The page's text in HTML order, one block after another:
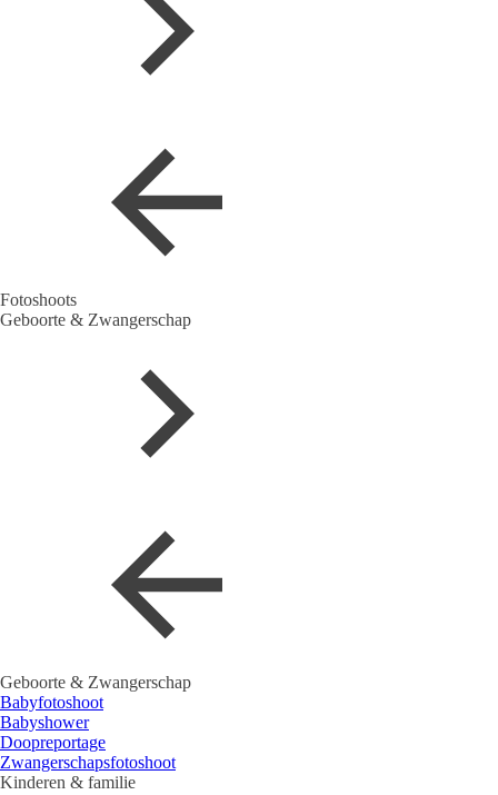
Fotoshoots
Geboorte & Zwangerschap
Geboorte & Zwangerschap
Babyfotoshoot
Babyshower
Doopreportage
Zwangerschapsfotoshoot
Kinderen & familie